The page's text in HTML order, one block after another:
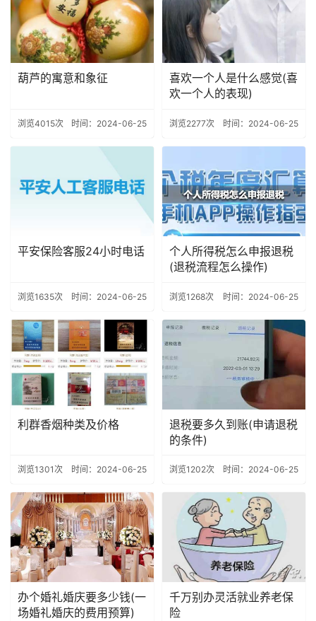
葫芦的寓意和象征
浏览4015次 时间：2024-06-25
喜欢一个人是什么感觉(喜
欢一个人的表现)
浏览2277次 时间：2024-06-25
平安保险客服24小时电话
浏览1635次 时间：2024-06-25
个人所得税怎么申报退税
(退税流程怎么操作)
浏览1268次 时间：2024-06-25
利群香烟种类及价格
浏览1301次 时间：2024-06-25
退税要多久到账(申请退税
的条件)
浏览1202次 时间：2024-06-25
办个婚礼婚庆要多少钱(一
场婚礼婚庆的费用预算)
千万别办灵活就业养老保
险